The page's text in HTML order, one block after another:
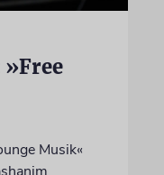
Musik«